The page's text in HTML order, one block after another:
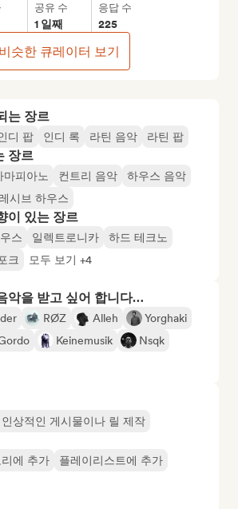
는 장르
디 팝 인디 록 라틴 음악 라틴 팝
장르
피아노 컨트리 음악
하우스 음악
시브 하우스
이 있는 장르
스 일렉트로니카
하드 테크노
크 모두 보기 +4
악을 받고 싶어 합니다…
RØZ Alleh
Yorghaki
Keinemusik
Nsqk
상적인 게시물이나 릴 제작
에 추가 플레이리스트에 추가
공유 수
1 일째
응답 수
225
비슷한 큐레이터 보기